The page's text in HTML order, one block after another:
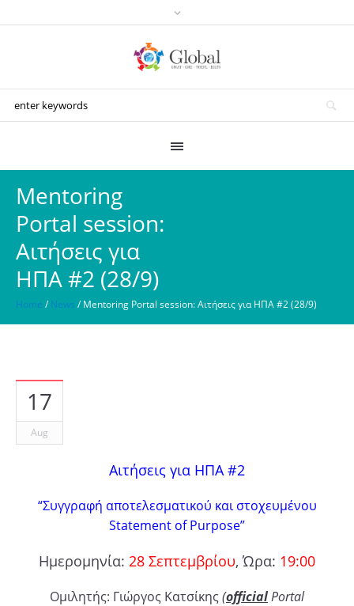
Mentoring
Portal session:
Αιτήσεις για
ΗΠΑ #2 (28/9)
Home /News /Mentoring Portal session: Αιτήσεις για ΗΠΑ #2 (28/9)
17
Aug
Αιτήσεις για ΗΠΑ #2
“Συγγραφή αποτελεσματικού και στοχευμένου
Statement of Purpose”
Ημερομηνία: 28 Σεπτεμβρίου, Ώρα: 19:00
Ομιλητής: Γιώργος Κατσίκης (officialPortal